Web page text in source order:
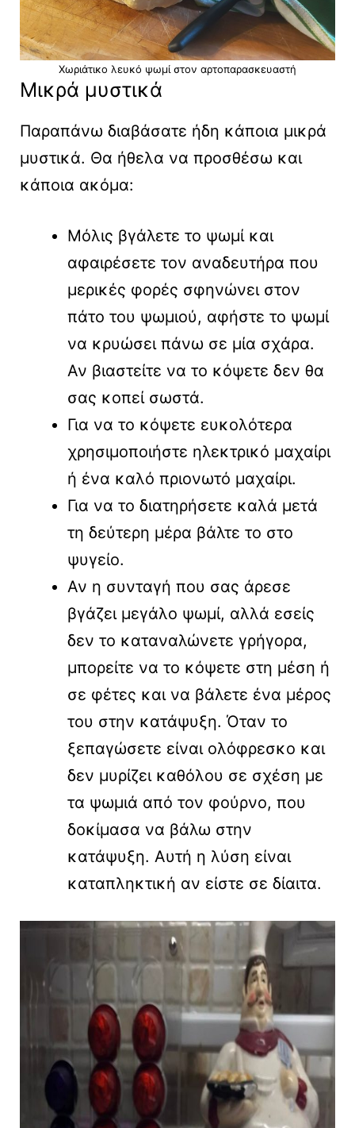
Χωριάτικο λευκό ψωμί στον αρτοπαρασκευαστή
Μικρά μυστικά
Παραπάνω διαβάσατε ήδη κάποια μικρά
μυστικά. Θα ήθελα να προσθέσω και
κάποια ακόμα:
Μόλις βγάλετε το ψωμί και
αφαιρέσετε τον αναδευτήρα που
μερικές φορές σφηνώνει στον
πάτο του ψωμιού, αφήστε το ψωμί
να κρυώσει πάνω σε μία σχάρα.
Αν βιαστείτε να το κόψετε δεν θα
σας κοπεί σωστά.
Για να το κόψετε ευκολότερα
χρησιμοποιήστε ηλεκτρικό μαχαίρι
ή ένα καλό πριονωτό μαχαίρι.
Για να το διατηρήσετε καλά μετά
τη δεύτερη μέρα βάλτε το στο
ψυγείο.
Αν η συνταγή που σας άρεσε
βγάζει μεγάλο ψωμί, αλλά εσείς
δεν το καταναλώνετε γρήγορα,
μπορείτε να το κόψετε στη μέση ή
σε φέτες και να βάλετε ένα μέρος
του στην κατάψυξη. Όταν το
ξεπαγώσετε είναι ολόφρεσκο και
δεν μυρίζει καθόλου σε σχέση με
τα ψωμιά από τον φούρνο, που
δοκίμασα να βάλω στην
κατάψυξη. Αυτή η λύση είναι
καταπληκτική αν είστε σε δίαιτα.